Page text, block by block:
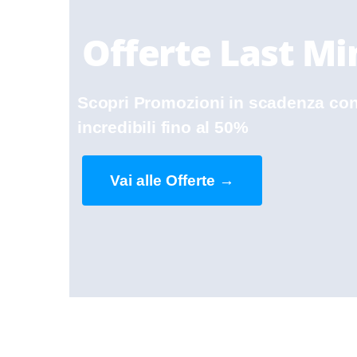
Offerte Last
Scopri Promozioni in scadenza
incredibili fino al 50%
Vai alle Offerte →